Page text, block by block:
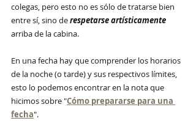
colegas, pero esto no es sólo de tratarse bien
entre sí, sino de respetarse artísticamente
arriba de la cabina.
En una fecha hay que comprender los horarios
de la noche (o tarde) y sus respectivos límites,
esto lo podemos encontrar en la nota que
hicimos sobre "Cómo prepararse para una
fecha".